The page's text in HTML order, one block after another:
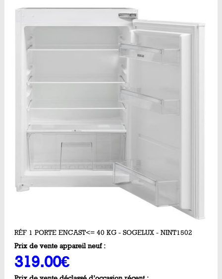
RÉF 1 PORTE ENCAST<= 40 KG - SOGELUX - NINT1502
Prix de vente appareil neuf :
319.00€